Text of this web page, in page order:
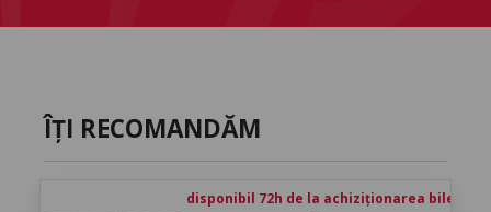
ÎȚI RECOMANDĂM
disponibil 72h de la achiziționarea biletului